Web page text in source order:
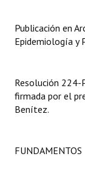
Proyectos
Actas de Sesión
Informes de
Publicación en
Epidemiología y
Resolución
firmada por el
Benítez.
FUNDAMENTOS